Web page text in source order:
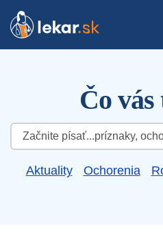
Čo
Hľadať:
Aktuality Ochorenia